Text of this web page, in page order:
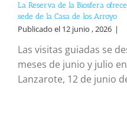
La Reserva de la Biosfera
sede de la Casa de los Arroyo
Publicado el 12 junio , 2026 |
Las visitas guiadas se
meses de junio y julio
Lanzarote, 12 de junio